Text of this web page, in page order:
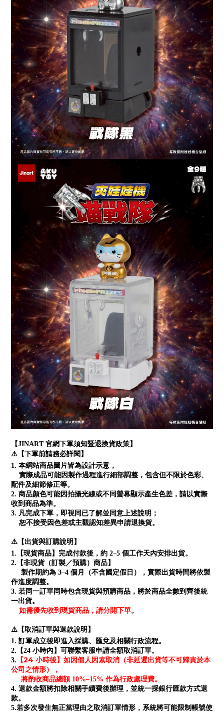
【JINART 官網下單須知暨退換貨政策】
⚠️【下單前請務必詳閱】
1. 本網站商品圖片皆為設計示意，
實際成品可能因製作過程進行細部調整，包含但不限於色彩、
配件及細節修正等。
2. 商品顏色可能因拍攝光線或不同螢幕顯示產生色差，請以實際
收到商品為準。
3. 凡完成下單，即視同已了解並同意上述說明；
恕不接受因色差或主觀認知差異申請退換貨。
⚠️【出貨與訂購說明】
1.【現貨商品】完成付款後，約 2–5 個工作天內安排出貨。
2.【非現貨（訂製／預購）商品】
製作期約為 3–4 個月（不含國定假日），實際出貨時間將依製
作進度調整。
3. 若同一訂單同時包含現貨與預購商品，將於商品全數到齊後統
一出貨。
如需優先收到現貨商品，請分開下單。
⚠️【取消訂單與退款說明】
1. 訂單成立後即進入採購、匯兌及相關行政流程。
2.【24 小時內】可聯繫客服申請全額取消訂單。
3.
【24 小時後】如因個人因素取消（非延遲出貨等不可歸責於本
公司之情形），
將酌收商品總額 10%–15% 作為行政處理費。
4. 退款金額將扣除相關手續費後辦理，並統一採銀行匯款方式退
款。
5.若多次發生無正當理由之取消訂單情形，系統將可能限制帳號使